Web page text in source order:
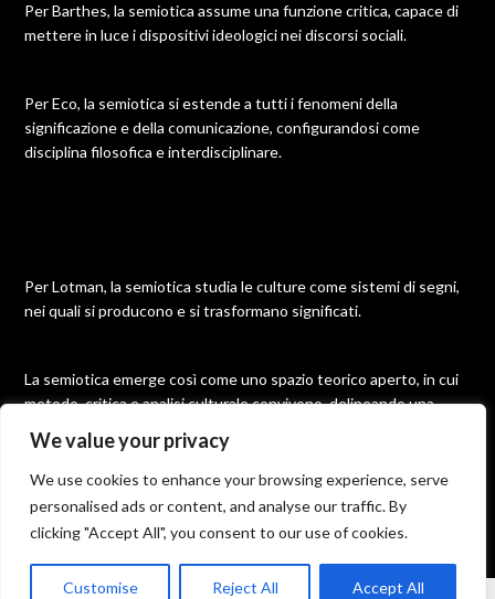
We value your privacy
We use cookies to enhance your browsing experience, serve
personalised ads or content, and analyse our traffic. By
clicking "Accept All", you consent to our use of cookies.
Customise Reject All Accept All
Per Barthes, la semiotica assume una funzione critica, capace di
mettere in luce i dispositivi ideologici nei discorsi sociali.
Per Eco, la semiotica si estende a tutti i fenomeni della
significazione e della comunicazione, configurandosi come
disciplina filosofica e interdisciplinare.
Per Lotman, la semiotica studia le culture come sistemi di segni,
nei quali si producono e si trasformano significati.
La semiotica emerge così come uno spazio teorico aperto, in cui
metodo, critica e analisi culturale convivono, delineando una
©2026 Semiotica| Built using WordPress andResponsive
Blogily
From the science of signs to the semiotics of the text. The